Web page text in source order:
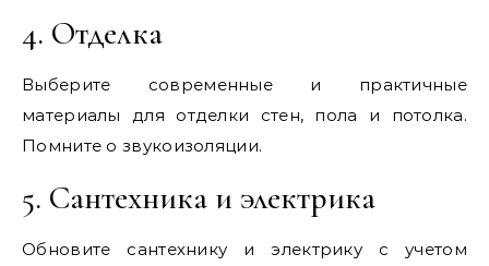
4. Отделка
Выберите современные и практичные
материалы для отделки стен, пола и потолка.
Помните о звукоизоляции.
5. Сантехника и электрика
Обновите сантехнику и электрику с учетом